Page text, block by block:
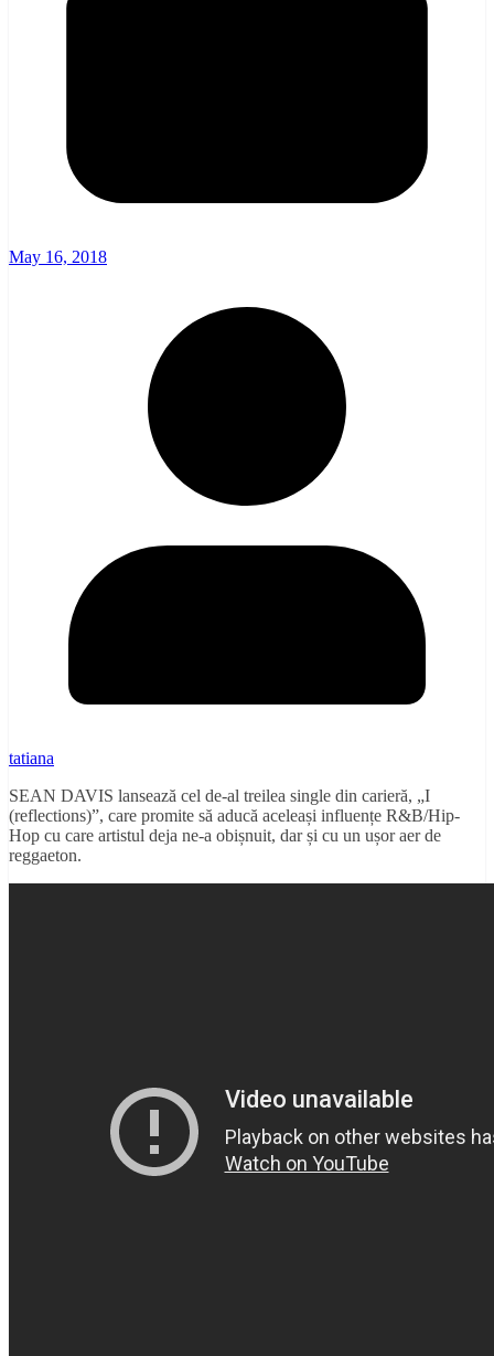
May 16, 2018
tatiana
SEAN DAVIS lansează cel de-al treilea single din carieră, „I
(reflections)”, care promite să aducă aceleași influențe R&B/Hip-
Hop cu care artistul deja ne-a obișnuit, dar și cu un ușor aer de
reggaeton.